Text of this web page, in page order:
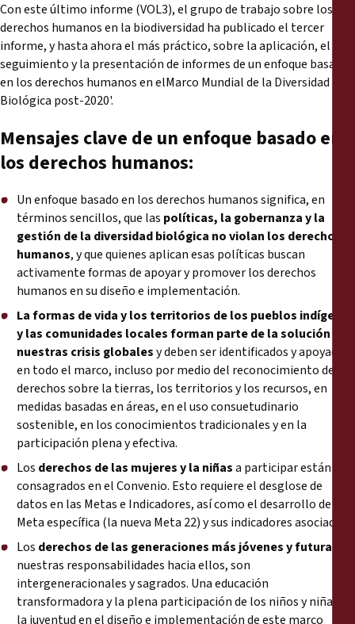
Con este último informe (VOL3), el grupo de trabajo sobre los
derechos humanos en la biodiversidad ha publicado el tercer
informe, y hasta ahora el más práctico, sobre la aplicación, el
seguimiento y la presentación de informes de un enfoque basado
en los derechos humanos en elMarco Mundial de la Diversidad
Biológica post-2020'.
Mensajes clave de un enfoque basado en
los derechos humanos:
Un enfoque basado en los derechos humanos significa, en
términos sencillos, que las políticas, la gobernanza y la
gestión de la diversidad biológica no violan los derechos
humanos, y que quienes aplican esas políticas buscan
activamente formas de apoyar y promover los derechos
humanos en su diseño e implementación.
La formas de vida y los territorios de los pueblos indígenas
y las comunidades locales forman parte de la solución a
nuestras crisis globalesy deben ser identificados y apoyados
en todo el marco, incluso por medio del reconocimiento de los
derechos sobre la tierras, los territorios y los recursos, en
medidas basadas en áreas, en el uso consuetudinario
sostenible, en los conocimientos tradicionales y en la
participación plena y efectiva.
Los derechos de las mujeres y la niñasa participar están
consagrados en el Convenio. Esto requiere el desglose de
datos en las Metas e Indicadores, así como el desarrollo de una
Meta específica (la nueva Meta 22) y sus indicadores asociados.
Los derechos de las generaciones más jóvenes y futuras,
nuestras responsabilidades hacia ellos, son
intergeneracionales y sagrados. Una educación
transformadora y la plena participación de los niños y niñas y
la juventud en el diseño e implementación de este marco